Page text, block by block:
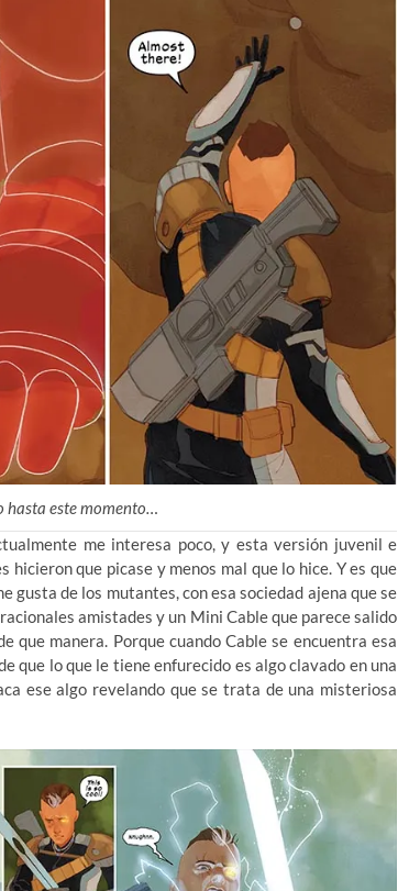
este momento…
me interesa poco, y esta versión juvenil e
que picase y menos mal que lo hice. Y es que
gusta de los mutantes, con esa sociedad ajena que se
amistades y un Mini Cable que parece salido
manera. Porque cuando Cable se encuentra esa
que lo que le tiene enfurecido es algo clavado en una
ese algo revelando que se trata de una misteriosa